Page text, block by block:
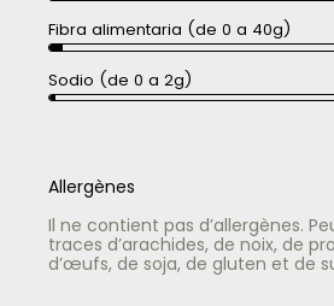
Fibra alimentaria (de 0 a 40g)
Sodio (de 0 a 2g)
Allergènes
Il ne contient pas d’allergènes.
traces d’arachides, de noix, de
d’œufs, de soja, de gluten et de